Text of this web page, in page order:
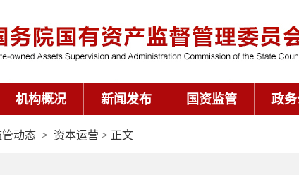
机构概况 新闻发布 国资监管 政
管动态 > 资本运营 > 正文